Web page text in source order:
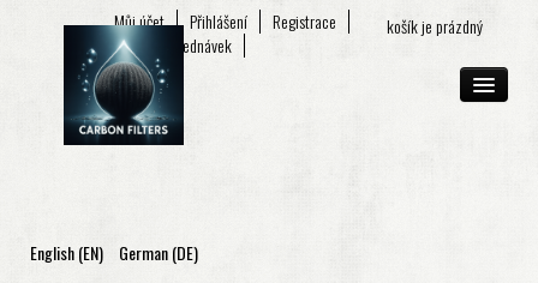
košík je prázdný
Můj účet Přihlášení
Registrace
Seznam objednávek
O FIRMĚ
English (EN) German (DE)